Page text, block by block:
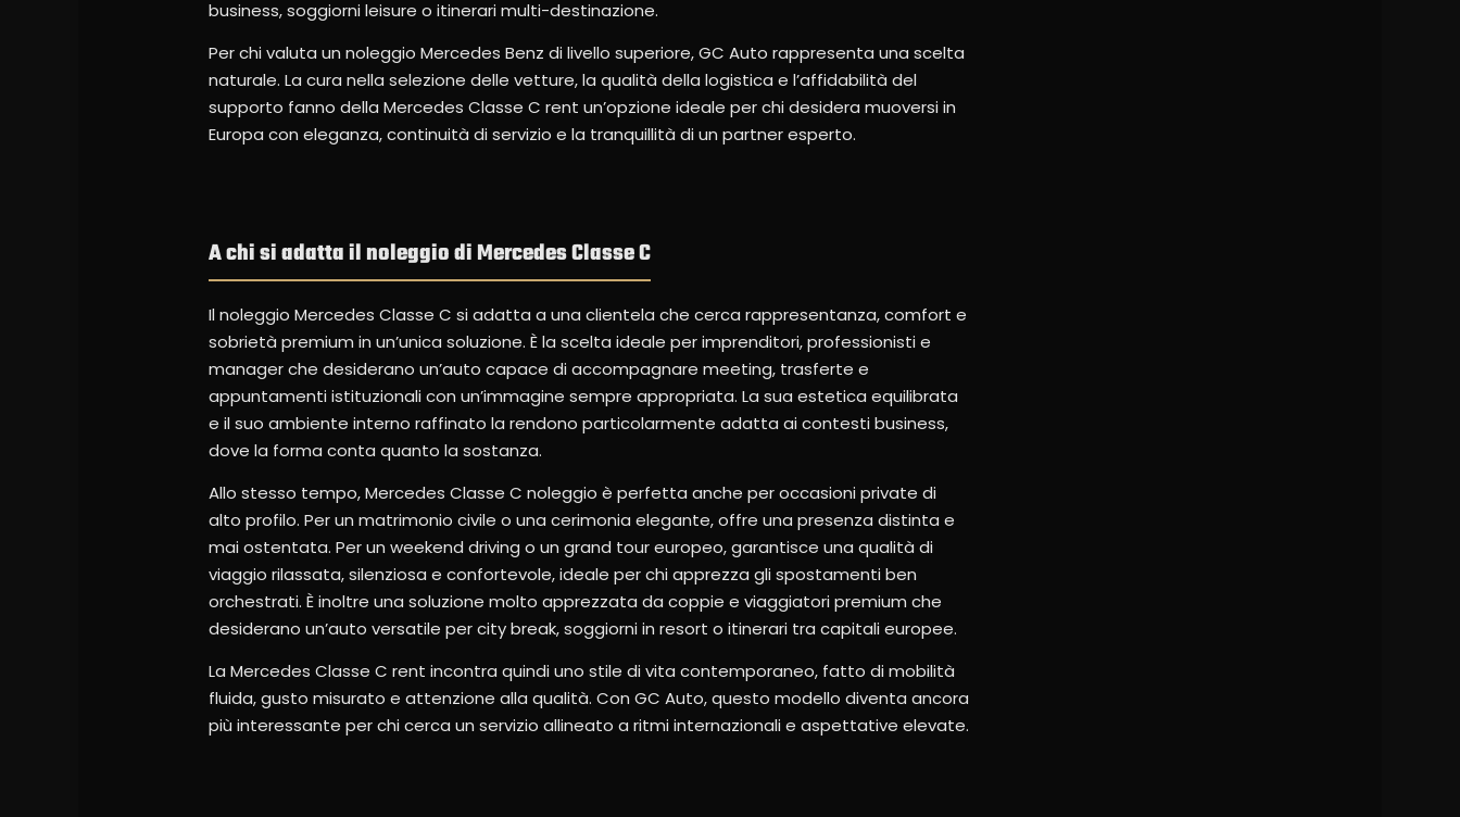
business, soggiorni leisure o itinerari multi-destinazione.
Per chi valuta un noleggio Mercedes Benz di livello superiore, GC Auto rappresenta una scelta
naturale. La cura nella selezione delle vetture, la qualità della logistica e l’affidabilità del
supporto fanno della Mercedes Classe C rent un’opzione ideale per chi desidera muoversi in
Europa con eleganza, continuità di servizio e la tranquillità di un partner esperto.
A chi si adatta il noleggio di Mercedes Classe C
Il noleggio Mercedes Classe C si adatta a una clientela che cerca rappresentanza, comfort e
sobrietà premium in un’unica soluzione. È la scelta ideale per imprenditori, professionisti e
manager che desiderano un’auto capace di accompagnare meeting, trasferte e
appuntamenti istituzionali con un’immagine sempre appropriata. La sua estetica equilibrata
e il suo ambiente interno raffinato la rendono particolarmente adatta ai contesti business,
dove la forma conta quanto la sostanza.
Allo stesso tempo, Mercedes Classe C noleggio è perfetta anche per occasioni private di
alto profilo. Per un matrimonio civile o una cerimonia elegante, offre una presenza distinta e
mai ostentata. Per un weekend driving o un grand tour europeo, garantisce una qualità di
viaggio rilassata, silenziosa e confortevole, ideale per chi apprezza gli spostamenti ben
orchestrati. È inoltre una soluzione molto apprezzata da coppie e viaggiatori premium che
desiderano un’auto versatile per city break, soggiorni in resort o itinerari tra capitali europee.
La Mercedes Classe C rent incontra quindi uno stile di vita contemporaneo, fatto di mobilità
fluida, gusto misurato e attenzione alla qualità. Con GC Auto, questo modello diventa ancora
più interessante per chi cerca un servizio allineato a ritmi internazionali e aspettative elevate.